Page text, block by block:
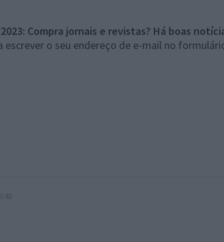
Compra jornais e revistas? Há boas
o seu endereço de e-mail no